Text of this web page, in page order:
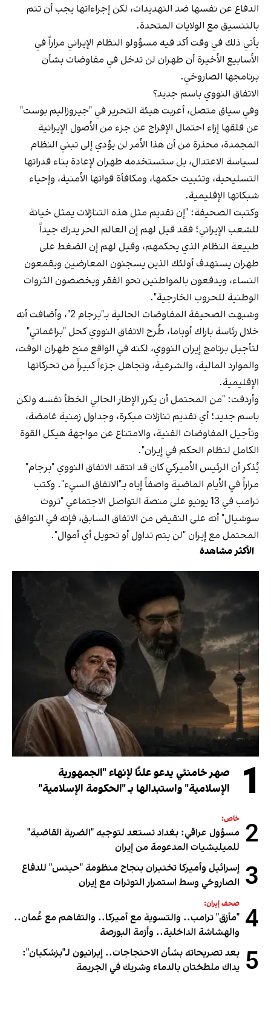
الدفاع عن نفسها ضد التهديدات، لكن إجراءاتها يجب أن تتم
بالتنسيق مع الولايات المتحدة.
يأتي ذلك في وقت أكد فيه مسؤولو النظام الإيراني مراراً في
الأسابيع الأخيرة أن طهران لن تدخل في مفاوضات بشأن
برنامجها الصاروخي.
الاتفاق النووي باسم جديد؟
وفي سياق متصل، أعربت هيئة التحرير في "جيروزاليم بوست"
عن قلقها إزاء احتمال الإفراج عن جزء من الأصول الإيرانية
المجمدة، محذرة من أن هذا الأمر لن يؤدي إلى تبني النظام
لسياسة الاعتدال، بل ستستخدمه طهران لإعادة بناء قدراتها
التسليحية، وتثبيت حكمها، ومكافأة قواتها الأمنية، وإحياء
شبكاتها الإقليمية.
وكتبت الصحيفة: "إن تقديم مثل هذه التنازلات يمثل خيانة
للشعب الإيراني؛ فقد قيل لهم إن العالم الحر يدرك جيداً
طبيعة النظام الذي يحكمهم، وقيل لهم إن الضغط على
طهران يستهدف أولئك الذين يسجنون المعارضين ويقمعون
النساء، ويدفعون بالمواطنين نحو الفقر ويخصصون الثروات
الوطنية للحروب الخارجية".
وشبهت الصحيفة المفاوضات الحالية بـ"برجام 2"، وأضافت أنه
خلال رئاسة باراك أوباما، طُرح الاتفاق النووي كحل "براغماتي"
لتأجيل برنامج إيران النووي، لكنه في الواقع منح طهران الوقت،
والموارد المالية، والشرعية، وتجاهل جزءاً كبيراً من تحركاتها
الإقليمية.
وأردفت: "من المحتمل أن يكرر الإطار الحالي الخطأ نفسه ولكن
باسم جديد؛ أي تقديم تنازلات مبكرة، وجداول زمنية غامضة،
وتأجيل المفاوضات الفنية، والامتناع عن مواجهة هيكل القوة
الكامل لنظام الحكم في إيران".
يُذكر أن الرئيس الأميركي كان قد انتقد الاتفاق النووي "برجام"
مراراً في الأيام الماضية واصفاً إياه بـ"الاتفاق السيء". وكتب
ترامب في 13 يونيو على منصة التواصل الاجتماعي "تروث
سوشيال" أنه على النقيض من الاتفاق السابق، فإنه في التوافق
المحتمل مع إيران "لن يتم تداول أو تحويل أي أموال".
الأكثر مشاهدة
1
صهر خامنئي يدعو علنًا لإنهاء "الجمهورية
الإسلامية" واستبدالها بـ "الحكومة الإسلامية"
2 خاص:
مسؤول عراقي: بغداد تستعد لتوجيه "الضربة القاضية"
للميليشيات المدعومة من إيران
3 إسرائيل وأميركا تختبران بنجاح منظومة "حيتس" للدفاع
الصاروخي وسط استمرار التوترات مع إيران
4 صحف إيران:
"مأزق" ترامب.. والتسوية مع أميركا.. والتفاهم مع عُمان..
والهشاشة الداخلية.. وأزمة البورصة
5 بعد تصريحاته بشأن الاحتجاجات.. إيرانيون لـ"بزشكيان":
يداك ملطختان بالدماء وشريك في الجريمة